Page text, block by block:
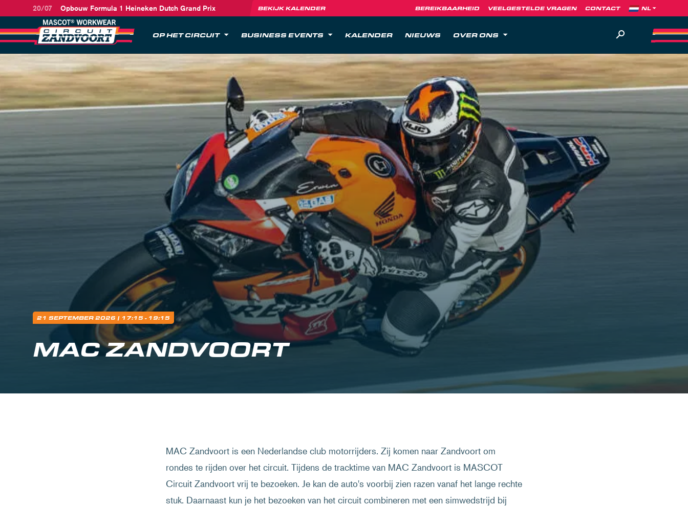
20/07 Opbouw Formula 1 Heineken Dutch Grand Prix BEKIJK KALENDER BEREIKBAARHEID VEELGESTELDE VRAGEN CONTACT
OP HET CIRCUIT BUSINESS EVENTS KALENDER NIEUWS OVER ONS
21 SEPTEMBER 2026 | 17:15 - 19:15
MAC ZANDVOORT
MAC Zandvoort is een Nederlandse club motorrijders. Zij komen naar Zandvoort om
rondes te rijden over het circuit. Tijdens de tracktime van MAC Zandvoort is MASCOT
Circuit Zandvoort vrij te bezoeken. Je kan de auto's voorbij zien razen vanaf het lange rechte
stuk. Daarnaast kun je het bezoeken van het circuit combineren met een simwedstrijd bij